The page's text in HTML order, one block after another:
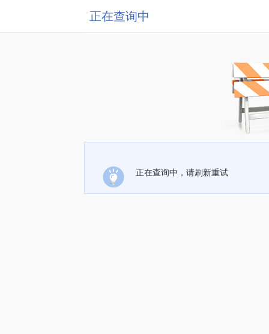
正在查询中
正在查询中，请刷新重试